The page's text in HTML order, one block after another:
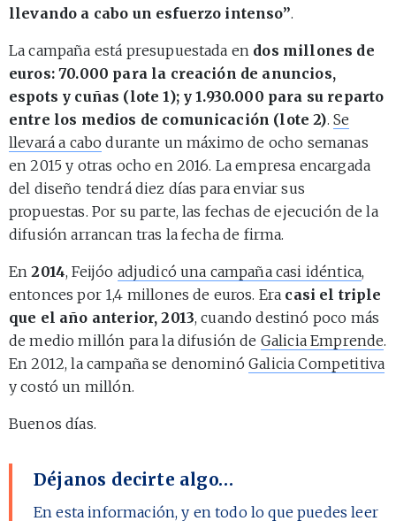
llevando a cabo un esfuerzo intenso”.
La campaña está presupuestada en dos millones de
euros: 70.000 para la creación de anuncios,
espots y cuñas (lote 1); y 1.930.000 para su reparto
entre los medios de comunicación (lote 2). Se
llevará a cabo durante un máximo de ocho semanas
en 2015 y otras ocho en 2016. La empresa encargada
del diseño tendrá diez días para enviar sus
propuestas. Por su parte, las fechas de ejecución de la
difusión arrancan tras la fecha de firma.
En2014, Feijóo adjudicó una campaña casi idéntica,
entonces por 1,4 millones de euros. Era casi el triple
que el año anterior, 2013, cuando destinó poco más
de medio millón para la difusión de Galicia Emprende.
En 2012, la campaña se denominóGalicia Competitiva
y costó un millón.
Buenos días.
Déjanos decirte algo…
En esta información, y en todo lo que puedes leer